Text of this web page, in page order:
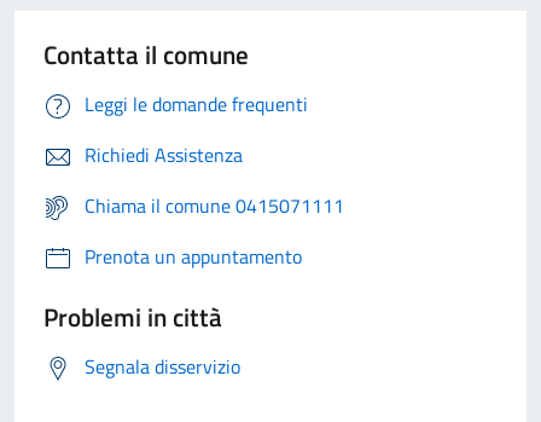
Contatta il comune
Leggi le domande frequenti
Richiedi Assistenza
Chiama il comune 0415071111
Prenota un appuntamento
Problemi in città
Segnala disservizio